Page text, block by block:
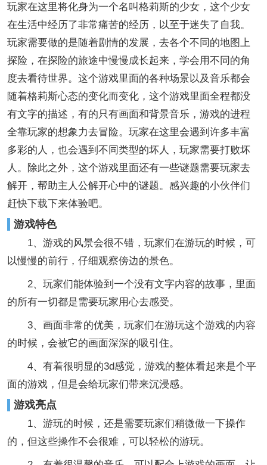
玩家在这里将化身为一个名叫格莉斯的少女，这个少女
在生活中经历了非常痛苦的经历，以至于迷失了自我。
玩家需要做的是随着剧情的发展，去各个不同的地图上
探险，在探险的旅途中慢慢成长起来，学会用不同的角
度去看待世界。这个游戏里面的各种场景以及音乐都会
随着格莉斯心态的变化而变化，这个游戏里面全程都没
有文字的描述，有的只有画面和背景音乐，游戏的进程
全靠玩家的想象力去冒险。玩家在这里会遇到许多丰富
多彩的人，也会遇到不同类型的坏人，玩家需要打败坏
人。除此之外，这个游戏里面还有一些谜题需要玩家去
解开，帮助主人公解开心中的谜题。感兴趣的小伙伴们
赶快下载下来体验吧。
游戏特色
1、游戏的风景会很不错，玩家们在游玩的时候，可
以慢慢的前行，仔细观察傍边的景色。
2、玩家们能体验到一个没有文字内容的故事，里面
的所有一切都是需要玩家用心去感受。
3、画面非常的优美，玩家们在游玩这个游戏的内容
的时候，会被它的画面深深的吸引住。
4、有着很明显的3d感觉，游戏的整体看起来是个平
面的游戏，但是会给玩家们带来沉浸感。
游戏亮点
1、游玩的时候，还是需要玩家们稍微做一下操作
的，但这些操作不会很难，可以轻松的游玩。